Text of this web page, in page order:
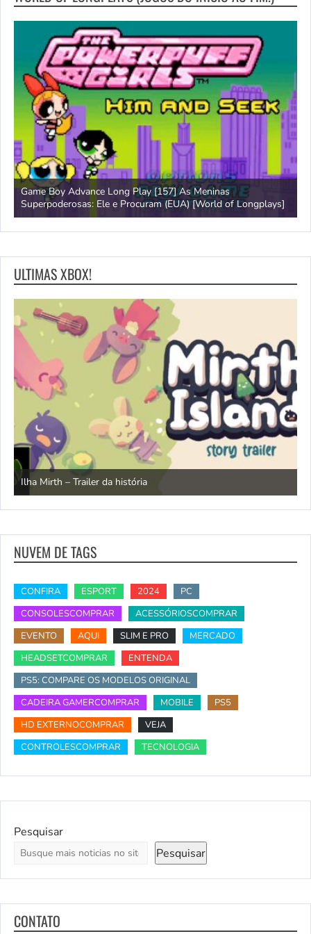
Game Boy Advance Long Play [157] As Meninas
Superpoderosas: Ele e Procuram (EUA) [World of Longplays]
ULTIMAS XBOX!
Ilha Mirth – Trailer da história
NUVEM DE TAGS
CONFIRA ESPORT 2024
PC
CONSOLESCOMPRAR
ACESSÓRIOSCOMPRAR
EVENTO
AQUI SLIM E PRO
MERCADO
HEADSETCOMPRAR
ENTENDA
PS5: COMPARE OS MODELOS ORIGINAL
CADEIRA GAMERCOMPRAR
MOBILE
PS5
HD EXTERNOCOMPRAR
VEJA
CONTROLESCOMPRAR
TECNOLOGIA
Pesquisar
Pesquisar
CONTATO